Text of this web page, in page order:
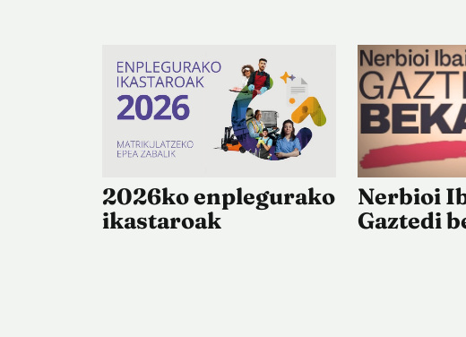
2026ko enplegurako
ikastaroak
Nerbioi
Gaztedi